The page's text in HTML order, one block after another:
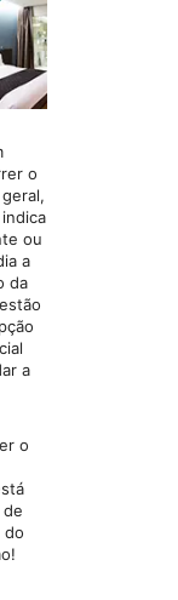
o
ou
a
da
a
o
do